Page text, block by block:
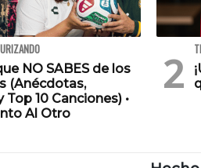
NO SABES de los
(Anécdotas,
Top 10 Canciones) •
Al Otro